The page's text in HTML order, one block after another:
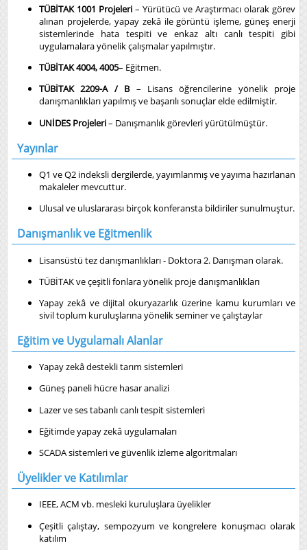
TÜBİTAK 1001 Projeleri – Yürütücü ve Araştırmacı olarak görev
alınan projelerde, yapay zekâ ile görüntü işleme, güneş enerji
sistemlerinde hata tespiti ve enkaz altı canlı tespiti gibi
uygulamalara yönelik çalışmalar yapılmıştır.
TÜBİTAK 4004, 4005– Eğitmen.
TÜBİTAK 2209-A / B– Lisans öğrencilerine yönelik proje
danışmanlıkları yapılmış ve başarılı sonuçlar elde edilmiştir.
UNİDES Projeleri– Danışmanlık görevleri yürütülmüştür.
Yayınlar
Q1 ve Q2 indeksli dergilerde, yayımlanmış ve yayıma hazırlanan
makaleler mevcuttur.
Ulusal ve uluslararası birçok konferansta bildiriler sunulmuştur.
Danışmanlık ve Eğitmenlik
Lisansüstü tez danışmanlıkları - Doktora 2. Danışman olarak.
TÜBİTAK ve çeşitli fonlara yönelik proje danışmanlıkları
Yapay zekâ ve dijital okuryazarlık üzerine kamu kurumları ve
sivil toplum kuruluşlarına yönelik seminer ve çalıştaylar
Eğitim ve Uygulamalı Alanlar
Yapay zekâ destekli tarım sistemleri
Güneş paneli hücre hasar analizi
Lazer ve ses tabanlı canlı tespit sistemleri
Eğitimde yapay zekâ uygulamaları
SCADA sistemleri ve güvenlik izleme algoritmaları
Üyelikler ve Katılımlar
IEEE, ACM vb. mesleki kuruluşlara üyelikler
Çeşitli çalıştay, sempozyum ve kongrelere konuşmacı olarak
katılım